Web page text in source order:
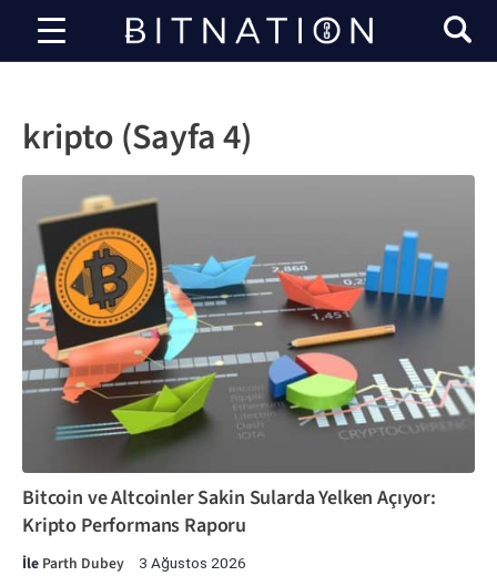
bitnasyon
kripto (Sayfa 4)
Bitcoin ve Altcoinler Sakin Sularda Yelken Açıyor:
Kripto Performans Raporu
İle Parth Dubey 3 Ağustos 2026